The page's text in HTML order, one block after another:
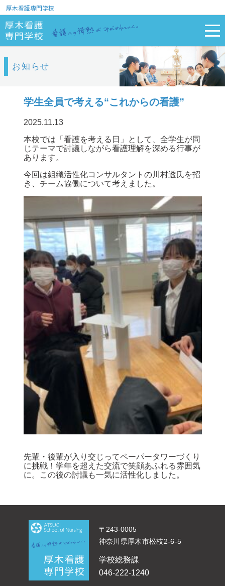
厚木看護専門学校
お知らせ
学生全員で考える“これからの看護”
2025.11.13
本校では「看護を考える日」
として、 全学生が同
じテーマで討議しながら看護理解を深める行事が
あります。
今回は組織活性化コンサルタントの川村透氏を招
き、チーム協働について考えました。
先輩・後輩が入り交じってペーパータワーづくり
に挑戦！学年を超えた交流で笑顔あふれる雰囲気
に。この後の討議も一気に活性化しました。
〒243-0005
神奈川県厚木市松枝2-6-5
学校総務課
046-222-1240